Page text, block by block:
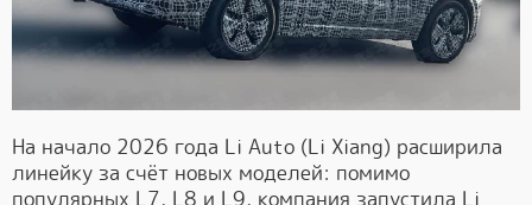
На начало 2026 года Li Auto (Li Xiang) расширила
линейку за счёт новых моделей: помимо
популярных L7, L8 и L9, компания запустила Li